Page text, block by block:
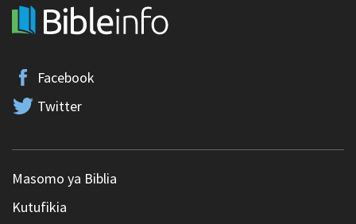
Facebook
Twitter
Masomo ya Biblia
Kutufikia